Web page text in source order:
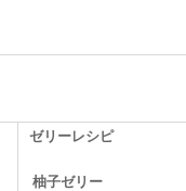
ゼリーレシピ
柚子ゼリー